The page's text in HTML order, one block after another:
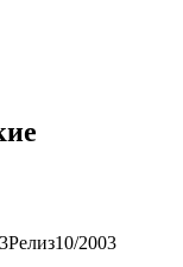
Релиз10/2003